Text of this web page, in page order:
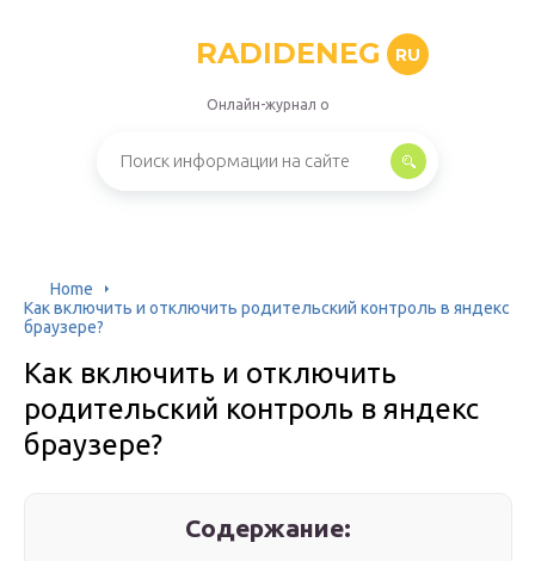
RADIDENEG RU
Онлайн-журнал о
Home
Как включить и отключить родительский контроль в яндекс
браузере?
Как включить и отключить
родительский контроль в яндекс
браузере?
Содержание: